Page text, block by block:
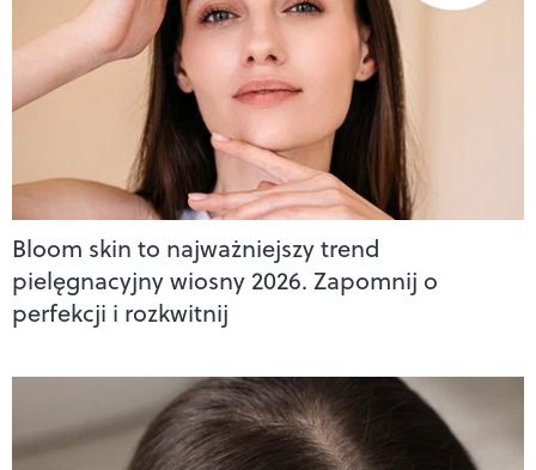
Bloom skin to najważniejszy trend
pielęgnacyjny wiosny 2026. Zapomnij o
perfekcji i rozkwitnij